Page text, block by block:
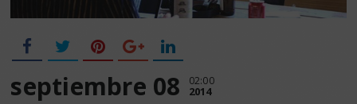
septiembre 08 02:00
2014